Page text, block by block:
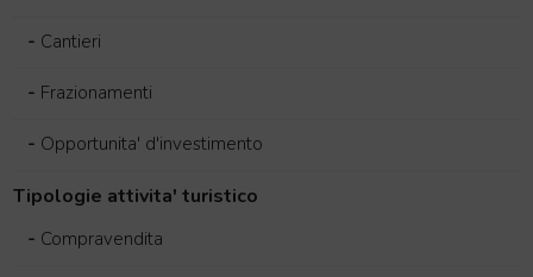
- Cantieri
- Frazionamenti
- Opportunita' d'investimento
Tipologie attivita' turistico
- Compravendita